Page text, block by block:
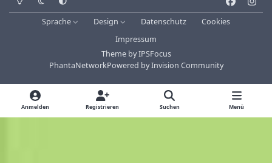
a
c
o
o
n
r
a
m
Sprache Design Datenschutz
Cookies
Impressum
ThemebyIPSFocus
PhantaNetworkPowered byInvision Community
Anmelden Registrieren Suchen Menü